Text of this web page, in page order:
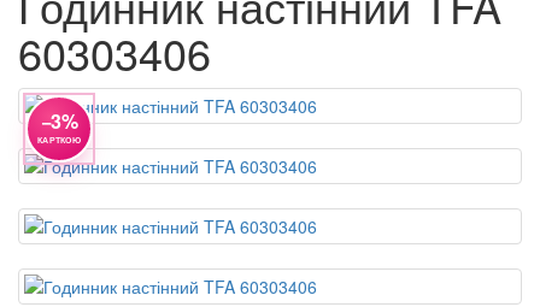
60303406
−3%
КАРТКОЮ